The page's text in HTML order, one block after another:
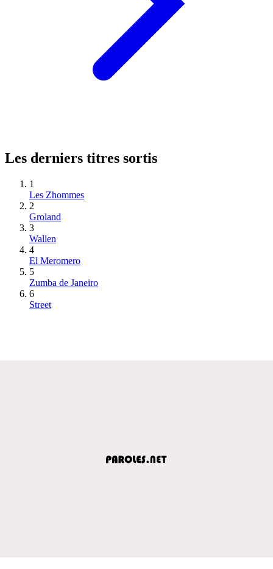
Les derniers titres sortis
1
Les Zhommes
2
Groland
3
Wallen
4
El Meromero
5
Zumba de Janeiro
6
Street